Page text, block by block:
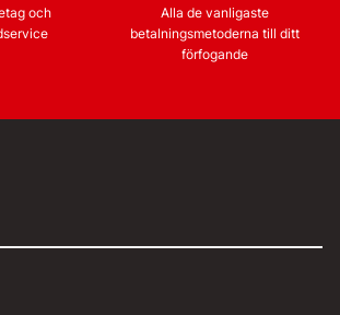
och
Alla de vanligaste
betalningsmetoderna till ditt
förfogande